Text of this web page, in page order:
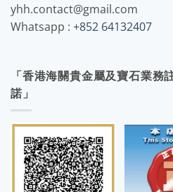
yhh.contact@gmail.com
Whatsapp : +852 64132407
「香港海關貴金屬及寶石業務
諾」